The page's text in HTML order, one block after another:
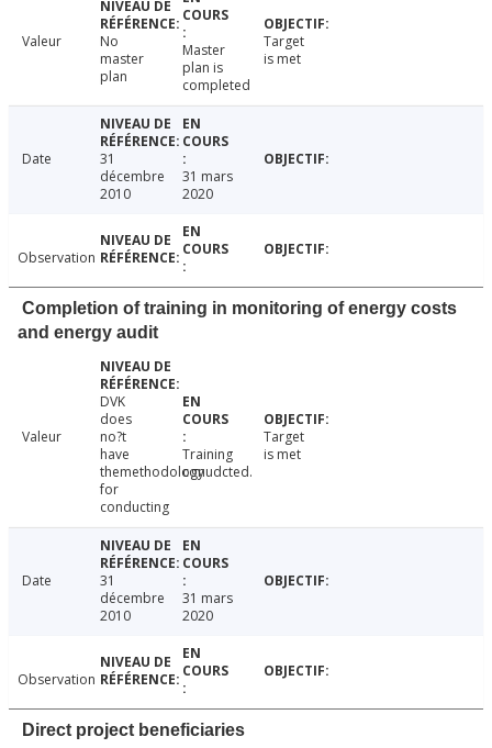
Valeur
No
master
plan
Master
plan is
completed
Target
is met
Date
31
décembre
2010
31 mars
2020
Observation
Completion of training in monitoring of energy costs
and energy audit
Valeur
DVK
does
no?t
have
themethodology
for
conducting
Training
conudcted.
Target
is met
Date
31
décembre
2010
31 mars
2020
Observation
Direct project beneficiaries